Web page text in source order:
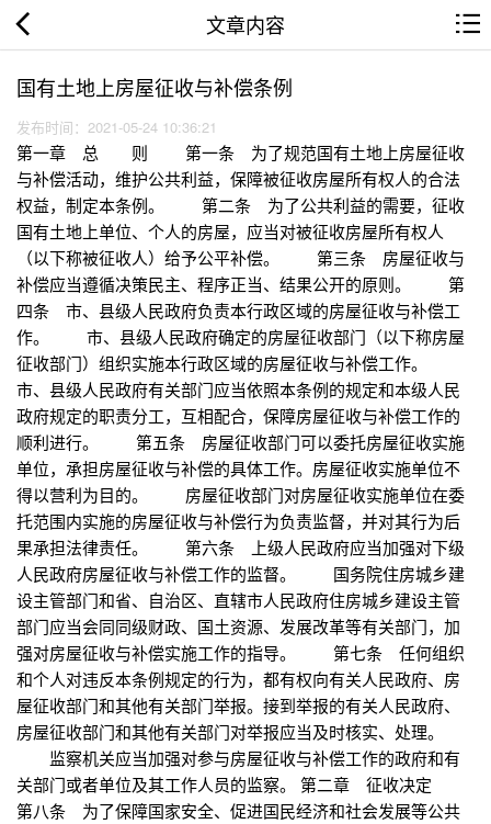
文章内容
国有土地上房屋征收与补偿条例
发布时间：2021-05-24 10:36:21
第一章 总 则 第一条 为了规范国有土地上房屋征收
与补偿活动，维护公共利益，保障被征收房屋所有权人的合法
权益，制定本条例。 第二条 为了公共利益的需要，征收
国有土地上单位、个人的房屋，应当对被征收房屋所有权人
（以下称被征收人）给予公平补偿。 第三条 房屋征收与
补偿应当遵循决策民主、程序正当、结果公开的原则。 第
四条 市、县级人民政府负责本行政区域的房屋征收与补偿工
作。 市、县级人民政府确定的房屋征收部门（以下称房屋
征收部门）组织实施本行政区域的房屋征收与补偿工作。
市、县级人民政府有关部门应当依照本条例的规定和本级人民
政府规定的职责分工，互相配合，保障房屋征收与补偿工作的
顺利进行。 第五条 房屋征收部门可以委托房屋征收实施
单位，承担房屋征收与补偿的具体工作。房屋征收实施单位不
得以营利为目的。 房屋征收部门对房屋征收实施单位在委
托范围内实施的房屋征收与补偿行为负责监督，并对其行为后
果承担法律责任。 第六条 上级人民政府应当加强对下级
人民政府房屋征收与补偿工作的监督。 国务院住房城乡建
设主管部门和省、自治区、直辖市人民政府住房城乡建设主管
部门应当会同同级财政、国土资源、发展改革等有关部门，加
强对房屋征收与补偿实施工作的指导。 第七条 任何组织
和个人对违反本条例规定的行为，都有权向有关人民政府、房
屋征收部门和其他有关部门举报。接到举报的有关人民政府、
房屋征收部门和其他有关部门对举报应当及时核实、处理。
监察机关应当加强对参与房屋征收与补偿工作的政府和有
关部门或者单位及其工作人员的监察。 第二章 征收决定
第八条 为了保障国家安全、促进国民经济和社会发展等公共